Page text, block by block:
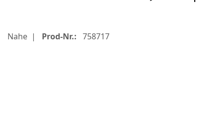
Nahe Prod-Nr.: 758717